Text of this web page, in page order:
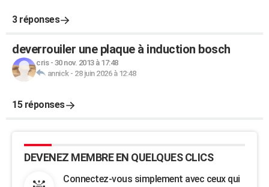
3 réponses
deverrouiler une plaque à induction bosch
cris- 30 nov. 2013 à 17:48
annick- 28 juin 2026 à 12:48
15 réponses
DEVENEZ MEMBRE EN QUELQUES CLICS
Connectez-vous simplement avec ceux qui